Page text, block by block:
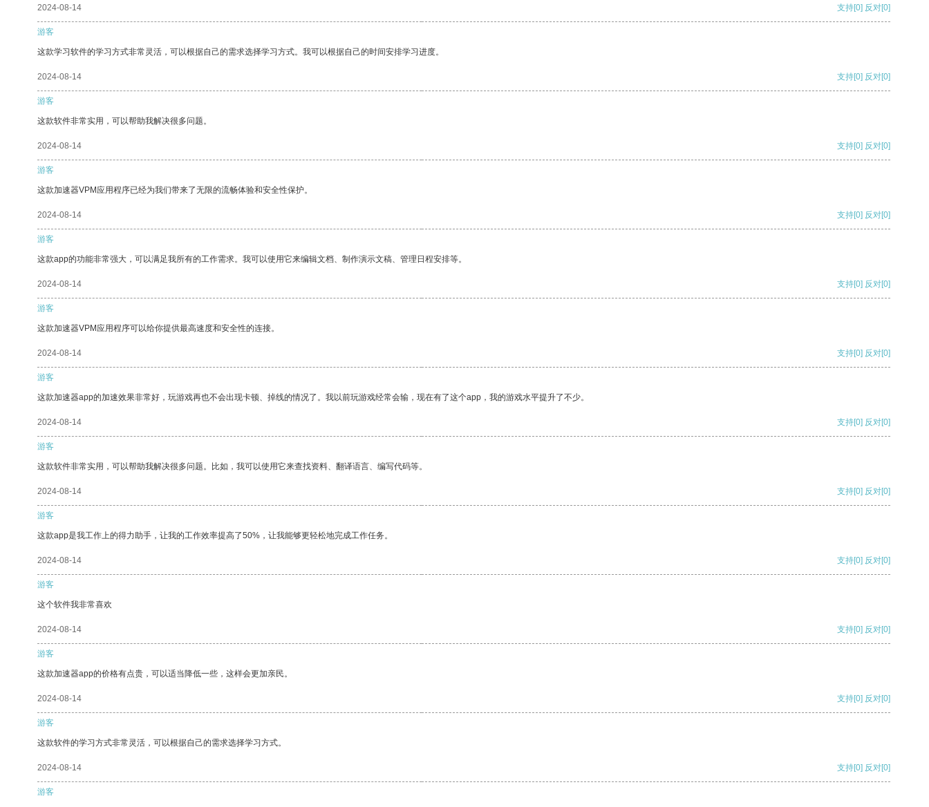
2024-08-14 支持[0] 反对[0]
游客
这款学习软件的学习方式非常灵活，可以根据自己的需求选择学习方式。我可以根据自己的时间安排学习进度。
2024-08-14 支持[0] 反对[0]
游客
这款软件非常实用，可以帮助我解决很多问题。
2024-08-14 支持[0] 反对[0]
游客
这款加速器VPM应用程序已经为我们带来了无限的流畅体验和安全性保护。
2024-08-14 支持[0] 反对[0]
游客
这款app的功能非常强大，可以满足我所有的工作需求。我可以使用它来编辑文档、制作演示文稿、管理日程安排等。
2024-08-14 支持[0] 反对[0]
游客
这款加速器VPM应用程序可以给你提供最高速度和安全性的连接。
2024-08-14 支持[0] 反对[0]
游客
这款加速器app的加速效果非常好，玩游戏再也不会出现卡顿、掉线的情况了。我以前玩游戏经常会输，现在有了这个app，我的游戏水平提升了不少。
2024-08-14 支持[0] 反对[0]
游客
这款软件非常实用，可以帮助我解决很多问题。比如，我可以使用它来查找资料、翻译语言、编写代码等。
2024-08-14 支持[0] 反对[0]
游客
这款app是我工作上的得力助手，让我的工作效率提高了50%，让我能够更轻松地完成工作任务。
2024-08-14 支持[0] 反对[0]
游客
这个软件我非常喜欢
2024-08-14 支持[0] 反对[0]
游客
这款加速器app的价格有点贵，可以适当降低一些，这样会更加亲民。
2024-08-14 支持[0] 反对[0]
游客
这款软件的学习方式非常灵活，可以根据自己的需求选择学习方式。
2024-08-14 支持[0] 反对[0]
游客